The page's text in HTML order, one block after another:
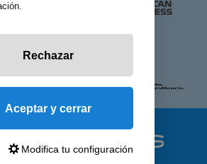
Rechazar
Aceptar y cerrar
Modifica tu configuración